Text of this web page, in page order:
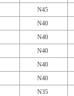
N45
N40
N40
N40
N40
N40
N35